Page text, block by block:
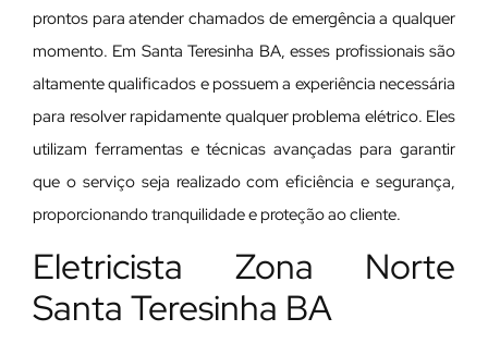
prontos para atender chamados de emergência a qualquer
momento. Em Santa Teresinha BA, esses profissionais são
altamente qualificados e possuem a experiência necessária
para resolver rapidamente qualquer problema elétrico. Eles
utilizam ferramentas e técnicas avançadas para garantir
que o serviço seja realizado com eficiência e segurança,
proporcionando tranquilidade e proteção ao cliente.
Eletricista Zona Norte
Santa Teresinha BA